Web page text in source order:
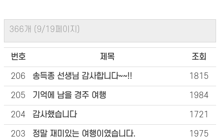
366개 (9/19페이지)
번호 제목 조회
206 송득종 선생님 감사합니다~~!! 1815
205 기억에 남을 경주 여행 1984
204 감사했습니다 1721
203 정말 재미있는 여행이였습니다. 1975